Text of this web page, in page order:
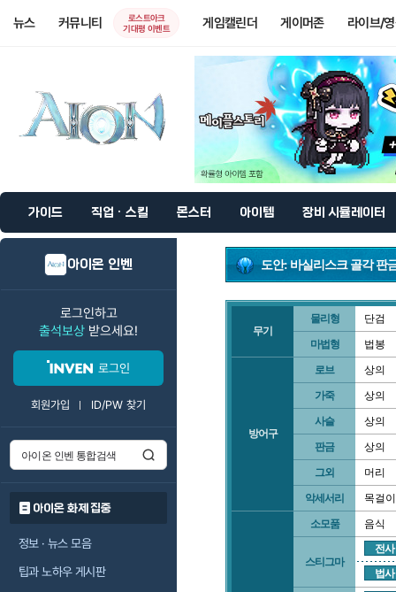
뉴스 커뮤니티
로스트아크
기대평 이벤트
게임캘린더 게이머존 라이브/
가이드 직업 · 스킬 몬스터 아이템 장비 시뮬레이터
아이온 인벤
로그인하고
출석보상 받으세요!
로그인
회원가입 ID/PW 찾기
아이온 화제 집중
정보 · 뉴스 모음
팁과 노하우 게시판
도안: 바실리스크 골각 판
무기
물리형 단검
마법형 법봉
방어구
로브 상의
가죽 상의
사슬 상의
판금 상의
그외 머리
악세서리 목걸이
소모품 음식
스티그마
전사
법사